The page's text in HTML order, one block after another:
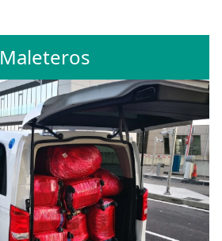
Maleteros